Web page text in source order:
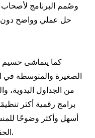
وصُمم البرنامج لأصحاب
حل عملي وواضح دون
كما يتماشى حسيم
الصغيرة والمتوسطة في
من الجداول اليدوية،
برامج رقمية أكثر
أسهل وأكثر وضوحًا
الحفاظ على تركيزها على عملياتها اليومية.